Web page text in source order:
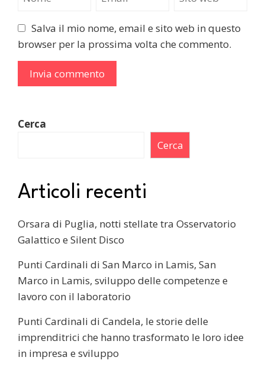
Salva il mio nome, email e sito web in questo
browser per la prossima volta che commento.
Cerca
Cerca
Articoli recenti
Orsara di Puglia, notti stellate tra Osservatorio
Galattico e Silent Disco
Punti Cardinali di San Marco in Lamis, San
Marco in Lamis, sviluppo delle competenze e
lavoro con il laboratorio
Punti Cardinali di Candela, le storie delle
imprenditrici che hanno trasformato le loro idee
in impresa e sviluppo